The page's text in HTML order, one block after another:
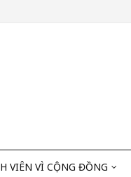
VIÊN VÌ CỘNG ĐỒNG